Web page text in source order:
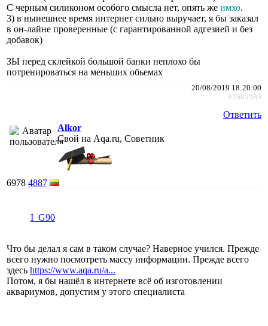
С черным силиконом особого смысла нет, опять же имхо.
3) в нынешнее время интернет сильно выручает, я бы заказал
в он-лайне проверенные (с гарантированной адгезией и без
добавок)
ЗЫ перед склейкой большой банки неплохо бы
потренироваться на меньших обьемах
20/08/2019 18:20:00
#2665980
Ответить
Alkor
Свой на Aqa.ru, Советник
6978 4887
I_G90
Что бы делал я сам в таком случае? Наверное учился. Прежде
всего нужно посмотреть массу информации. Прежде всего
здесь https://www.aqa.ru/a...
Потом, я бы нашёл в интернете всё об изготовлении
аквариумов, допустим у этого специалиста